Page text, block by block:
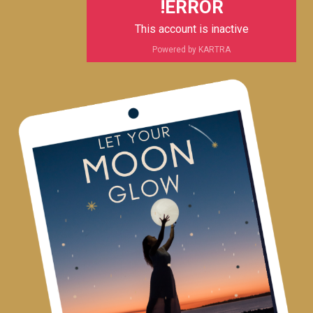
ERROR!
This account is inactive
Powered by KARTRA